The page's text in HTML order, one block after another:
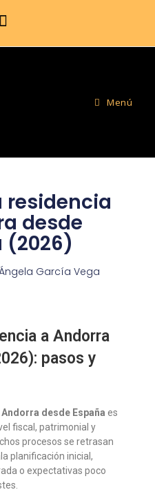
Menú
desde
(2026)
García Vega
a Andorra
pasos y
desde España es
fiscal, patrimonial y
procesos se retrasan
planificación inicial,
o expectativas poco